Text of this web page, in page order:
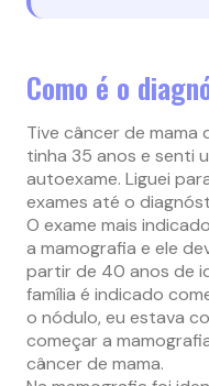
Como é o
Tive câncer de mama
tinha 35 anos e senti
autoexame. Liguei
exames até o
O exame mais
a mamografia e ele
partir de 40 anos de
família é indicado
o nódulo, eu estava
começar a
câncer de mama.